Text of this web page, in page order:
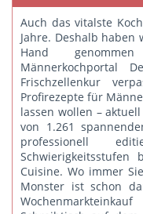
Auch das vitalste
Jahre. Deshalb
Hand
Männerkochportal
Frischzellenkur
Profirezepte für
lassen wollen –
von 1.261
professionell
Schwierigkeitsstufen
Cuisine. Wo immer
Monster ist schon